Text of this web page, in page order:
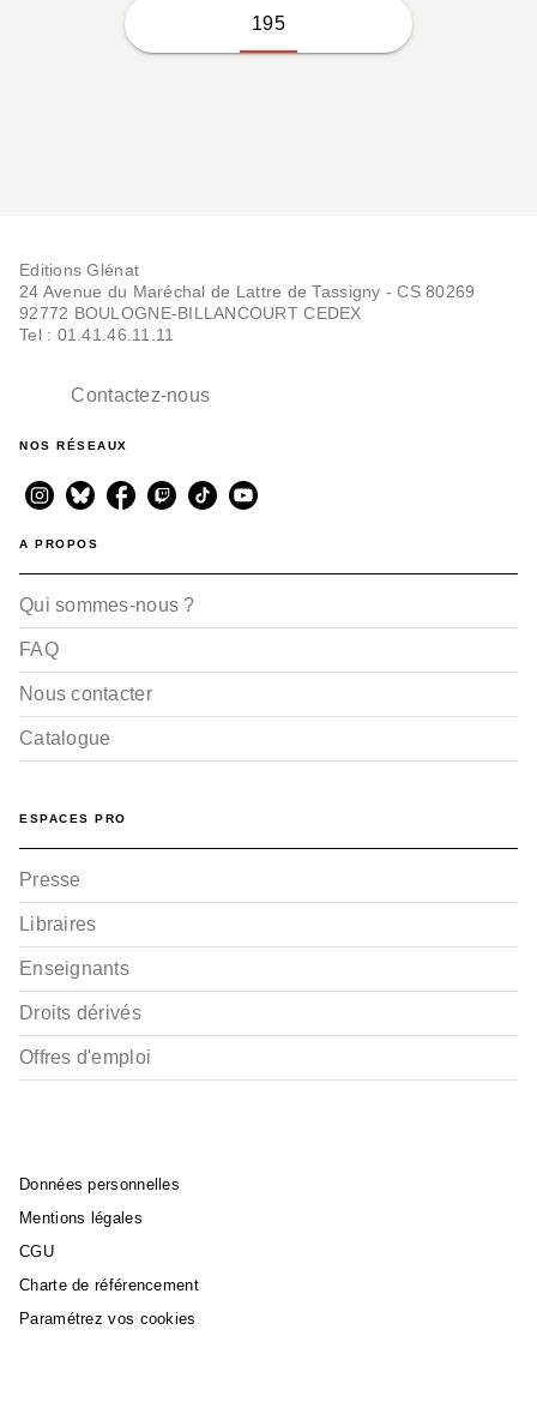
195
Editions Glénat
24 Avenue du Maréchal de Lattre de Tassigny - CS 80269
92772 BOULOGNE-BILLANCOURT CEDEX
Tel : 01.41.46.11.11
Contactez-nous
NOS RÉSEAUX
A PROPOS
Qui sommes-nous ?
FAQ
Nous contacter
Catalogue
ESPACES PRO
Presse
Libraires
Enseignants
Droits dérivés
Offres d'emploi
Données personnelles
Mentions légales
CGU
Charte de référencement
Paramétrez vos cookies